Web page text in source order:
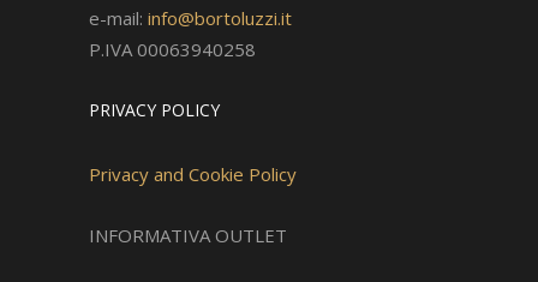
e-mail: info@bortoluzzi.it
P.IVA 00063940258
PRIVACY POLICY
Privacy and Cookie Policy
INFORMATIVA OUTLET